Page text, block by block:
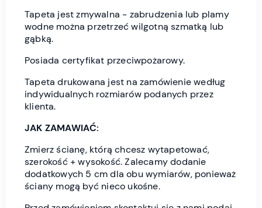
Tapeta jest zmywalna - zabrudzenia lub plamy
wodne można przetrzeć wilgotną szmatką lub
gąbką.
Posiada certyfikat przeciwpożarowy.
Tapeta drukowana jest na zamówienie według
indywidualnych rozmiarów podanych przez
klienta.
JAK ZAMAWIAĆ:
Zmierz ścianę, którą chcesz wytapetować,
szerokość + wysokość. Zalecamy dodanie
dodatkowych 5 cm dla obu wymiarów, ponieważ
ściany mogą być nieco ukośne.